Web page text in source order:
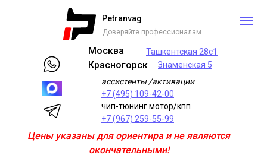
Ташкентская 28с1
Знаменская 5
ассистенты /активации
+7 (495) 109-42-00
чип-тюнинг мотор/кпп
+7 (967) 259-55-99
Москва
Красногорск
Petranvag
Доверяйте профессионалам
Цены указаны для ориентира и не являются
окончательными!